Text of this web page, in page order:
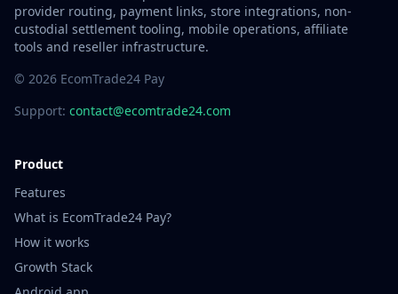
provider routing, payment links, store integrations, non-
custodial settlement tooling, mobile operations, affiliate
tools and reseller infrastructure.
© 2026 EcomTrade24 Pay
Support: contact@ecomtrade24.com
Product
Features
What is EcomTrade24 Pay?
How it works
Growth Stack